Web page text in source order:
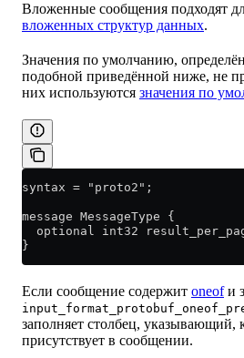
Вложенные сообщения подходят
вложенных структур данных.
Значения по умолчанию,
подобной приведённой ниже, не
них используются значения по
syntax = "proto2";
message MessageType {
optional int32
}
Если сообщение содержит oneofи
заполняет столбец, указывающий,
присутствует в сообщении.